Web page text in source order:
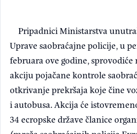
Pripadnici Ministarstva
Uprave saobraćajne policije, u
februara ove godine,
akciju pojačane kontrole
otkrivanje prekršaja koje čine
i autobusa. Akcija će
34 ecropske države članice